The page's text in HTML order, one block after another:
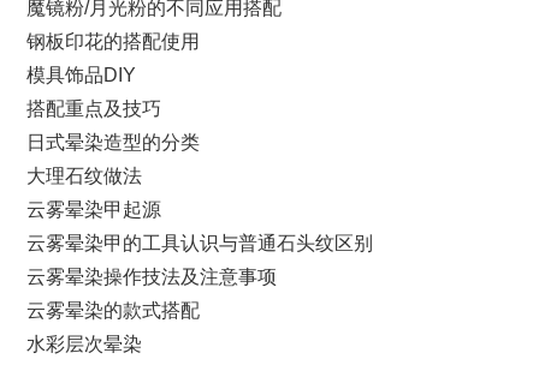
魔镜粉/月光粉的不同应用搭配
钢板印花的搭配使用
模具饰品DIY
搭配重点及技巧
日式晕染造型的分类
大理石纹做法
云雾晕染甲起源
云雾晕染甲的工具认识与普通石头纹区别
云雾晕染操作技法及注意事项
云雾晕染的款式搭配
水彩层次晕染